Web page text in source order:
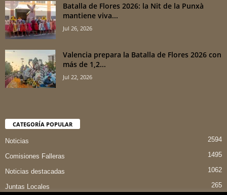
Batalla de Flores 2026: la Nit de la Punxà
mantiene viva...
Jul 26, 2026
Valencia prepara la Batalla de Flores 2026 con
más de 1,2...
Jul 22, 2026
CATEGORÍA POPULAR
Noticias 2594
Comisiones Falleras 1495
Noticias destacadas 1062
Juntas Locales 265